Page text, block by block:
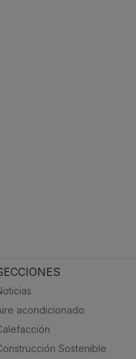
acondicionado
Sostenible